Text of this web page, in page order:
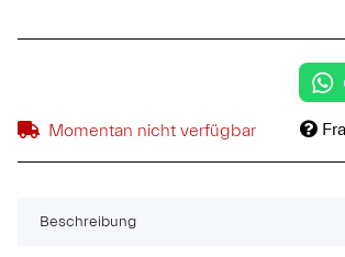
Momentan nicht verfügbar
Beschreibung